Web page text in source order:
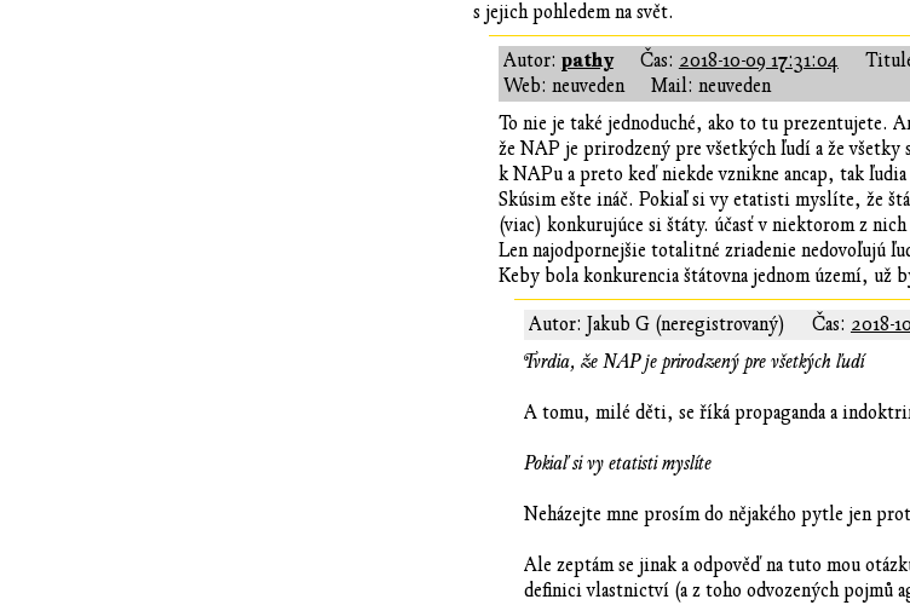
s jejich pohledem na svět.
Autor: pathy Čas: 2018-10-09 17:31:04
Web: neuveden
Mail: neuveden
To nie je také jednoduché, ako to tu prezentujete.
že NAP je prirodzený pre všetkých ľudí a že
k NAPu a preto keď niekde vznikne ancap, tak
Skúsim ešte ináč. Pokiaľ si vy etatisti myslíte, že
(viac) konkurujúce si štáty. účasť v niektorom z nich
Len najodpornejšie totalitné zriadenie nedovoľujú
Keby bola konkurencia štátovna jednom území, už
Autor: Jakub G (neregistrovaný) Čas: 2018-
Tvrdia, že NAP je prirodzený pre všetkých ľudí
A tomu, milé děti, se říká propaganda a
Pokiaľ si vy etatisti myslíte
Neházejte mne prosím do nějakého pytle jen
Ale zeptám se jinak a odpověď na tuto mou
definici vlastnictví (a z toho odvozených pojmů